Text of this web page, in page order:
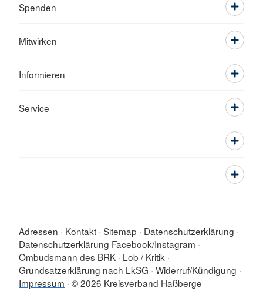
Spenden
Mitwirken
Informieren
Service
Adressen Kontakt Sitemap
Datenschutzerklärung
Datenschutzerklärung Facebook/Instagram
Ombudsmann des BRK Lob / Kritik
Grundsatzerklärung nach LkSG Widerruf/Kündigung
Impressum © 2026 Kreisverband Haßberge